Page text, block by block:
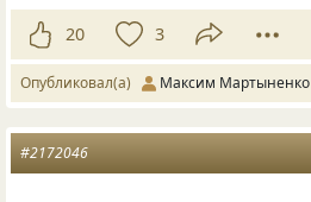
20 3
Опубликовал(а) Максим Мартыненко
#2172046